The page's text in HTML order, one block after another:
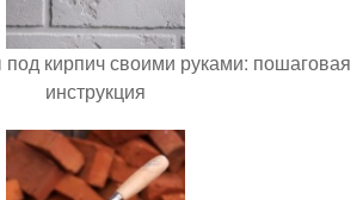
под кирпич своими руками: пошаговая
инструкция